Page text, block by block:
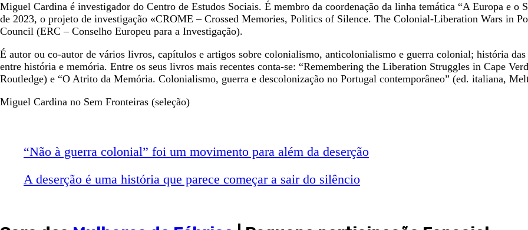
Miguel Cardina é investigador do Centro de Estudos Sociais. É membro da coordenação da linha temática “A Europa e
de 2023, o projeto de investigação «CROME – Crossed Memories, Politics of Silence. The Colonial-Liberation Wars in
Council (ERC – Conselho Europeu para a Investigação).
É autor ou co-autor de vários livros, capítulos e artigos sobre colonialismo, anticolonialismo e guerra colonial; história
entre história e memória. Entre os seus livros mais recentes conta-se: “Remembering the Liberation Struggles in Cape
Routledge) e “O Atrito da Memória. Colonialismo, guerra e descolonização no Portugal contemporâneo” (ed. italiana,
Miguel Cardina no Sem Fronteiras (seleção)
“Não à guerra colonial” foi um movimento para além da deserção
A deserção é uma história que parece começar a sair do silêncio